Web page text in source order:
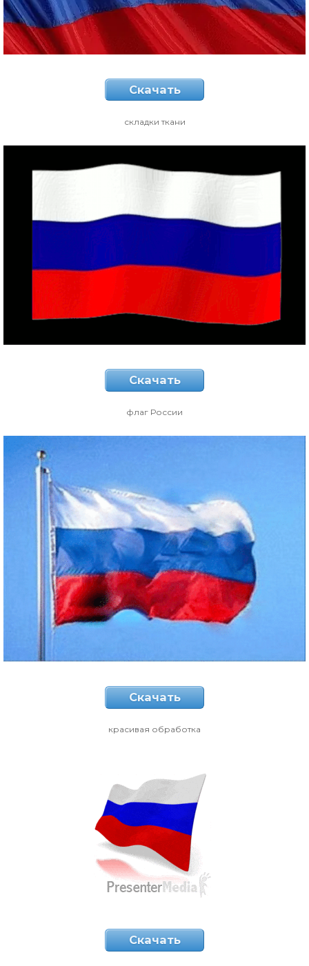
Скачать
складки ткани
Скачать
флаг России
Скачать
красивая обработка
Скачать